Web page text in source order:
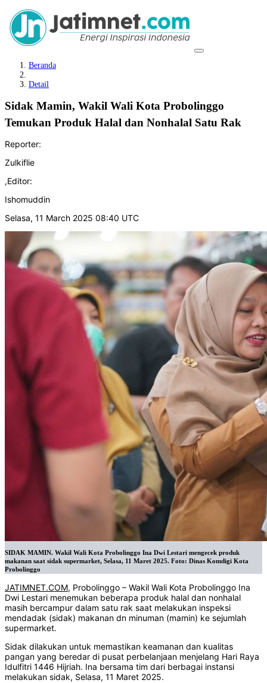
Beranda
Detail
Sidak Mamin, Wakil Wali Kota Probolinggo
Temukan Produk Halal dan Nonhalal Satu Rak
Reporter:
Zulkiflie
,Editor:
Ishomuddin
Selasa, 11 March 2025 08:40 UTC
SIDAK MAMIN. Wakil Wali Kota Probolinggo Ina Dwi Lestari mengecek produk
makanan saat sidak supermarket, Selasa, 11 Maret 2025. Foto: Dinas Komdigi Kota
Probolinggo
JATIMNET.COM, Probolinggo – Wakil Wali Kota Probolinggo Ina
Dwi Lestari menemukan beberapa produk halal dan nonhalal
masih bercampur dalam satu rak saat melakukan inspeksi
mendadak (sidak) makanan dn minuman (mamin) ke sejumlah
supermarket.
Sidak dilakukan untuk memastikan keamanan dan kualitas
pangan yang beredar di pusat perbelanjaan menjelang Hari Raya
Idulfitri 1446 Hijriah. Ina bersama tim dari berbagai instansi
melakukan sidak, Selasa, 11 Maret 2025.